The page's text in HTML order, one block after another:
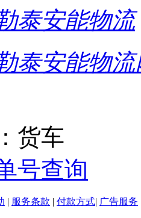
泰安能物流
泰安能物
货车
号查询
| 服务条款 | 付款方式| 广告服务